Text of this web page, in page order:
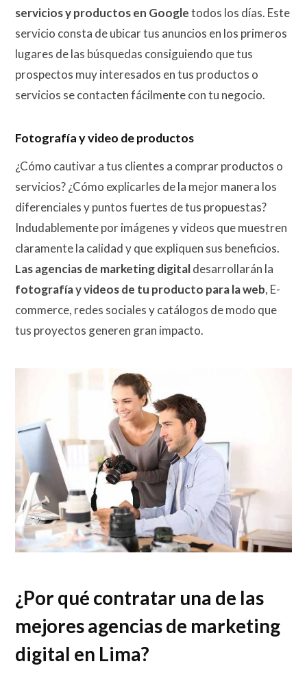
servicios y productos en Googletodos los días. Este
servicio consta de ubicar tus anuncios en los primeros
lugares de las búsquedas consiguiendo que tus
prospectos muy interesados en tus productos o
servicios se contacten fácilmente con tu negocio.
Fotografía y video de productos
¿Cómo cautivar a tus clientes a comprar productos o
servicios? ¿Cómo explicarles de la mejor manera los
diferenciales y puntos fuertes de tus propuestas?
Indudablemente por imágenes y videos que muestren
claramente la calidad y que expliquen sus beneficios.
Las agencias de marketing digitaldesarrollarán la
fotografía y videos de tu producto para la web, E-
commerce, redes sociales y catálogos de modo que
tus proyectos generen gran impacto.
¿Por qué contratar una de las
mejores agencias de marketing
digital en Lima?